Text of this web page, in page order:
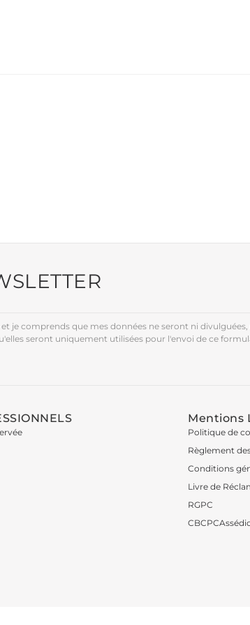
je comprends que mes données ne seront ni
seront uniquement utilisées pour l'envoi de ce
Mentions
Politique de
Règlement
Conditions
Livre de
RGPC